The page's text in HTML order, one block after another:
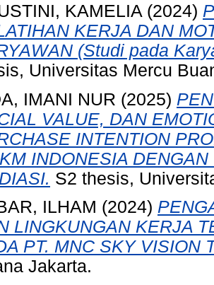
KAMELIA (2024)
KERJA DAN
(Studi pada
Universitas Mercu
IMANI NUR (2025)
VALUE, DAN
INTENTION
INDONESIA
S2 thesis,
ILHAM (2024)
LINGKUNGAN KERJA
PT. MNC SKY VISION
Jakarta.